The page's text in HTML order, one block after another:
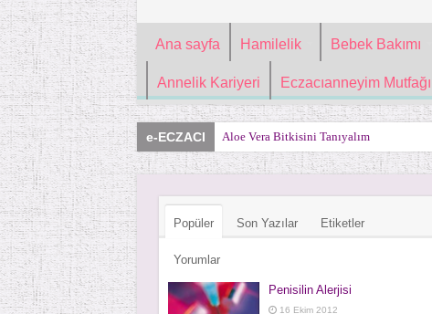
Ana sayfa Hamilelik Bebek Bakımı
Annelik Kariyeri Eczacıanneyim Mutfağı
e-ECZACI Aloe Vera Bitkisini Tanıyalım
Popüler Son Yazılar Etiketler
Yorumlar
Penisilin Alerjisi
16 Ekim 2012